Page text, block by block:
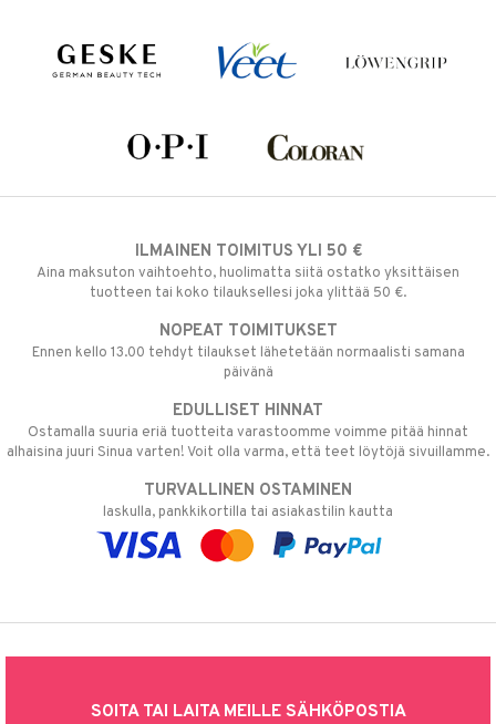
ILMAINEN TOIMITUS YLI 50 €
Aina maksuton vaihtoehto, huolimatta siitä ostatko yksittäisen
tuotteen tai koko tilauksellesi joka ylittää 50 €.
NOPEAT TOIMITUKSET
Ennen kello 13.00 tehdyt tilaukset lähetetään normaalisti samana
päivänä
EDULLISET HINNAT
Ostamalla suuria eriä tuotteita varastoomme voimme pitää hinnat
alhaisina juuri Sinua varten! Voit olla varma, että teet löytöjä sivuillamme.
TURVALLINEN OSTAMINEN
laskulla, pankkikortilla tai asiakastilin kautta
SOITA TAI LAITA MEILLE SÄHKÖPOSTIA